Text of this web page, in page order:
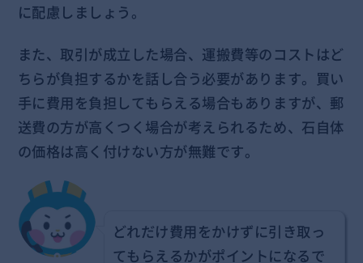
に配慮しましょう。
また、取引が成立した場合、運搬費等のコストはど
ちらが負担するかを話し合う必要があります。買い
手に費用を負担してもらえる場合もありますが、郵
送費の方が高くつく場合が考えられるため、石自体
の価格は高く付けない方が無難です。
どれだけ費用をかけずに引き取っ
てもらえるかがポイントになるで